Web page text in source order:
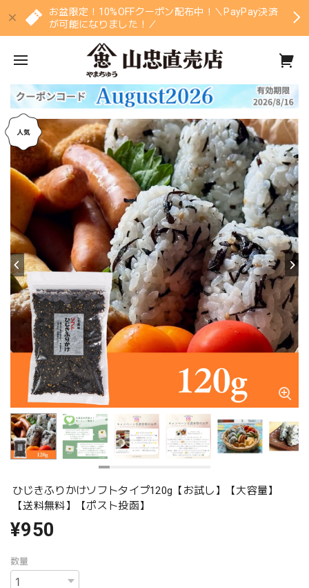
お盆限定！10%OFFクーポン配布中！＼PayPay決済
が可能になりました！／
ひじきふりかけソフトタイプ120g【お試し】【大容量】
【送料無料】【ポスト投函】
¥950
数量